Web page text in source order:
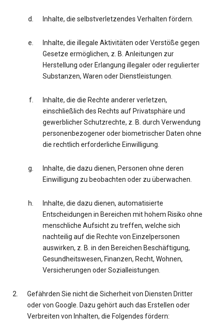
Inhalte, die selbstverletzendes Verhalten fördern.
Inhalte, die illegale Aktivitäten oder Verstöße gegen
Gesetze ermöglichen, z. B. Anleitungen zur
Herstellung oder Erlangung illegaler oder regulierter
Substanzen, Waren oder Dienstleistungen.
Inhalte, die die Rechte anderer verletzen,
einschließlich des Rechts auf Privatsphäre und
gewerblicher Schutzrechte, z. B. durch Verwendung
personenbezogener oder biometrischer Daten ohne
die rechtlich erforderliche Einwilligung.
Inhalte, die dazu dienen, Personen ohne deren
Einwilligung zu beobachten oder zu überwachen.
Inhalte, die dazu dienen, automatisierte
Entscheidungen in Bereichen mit hohem Risiko ohne
menschliche Aufsicht zu treffen, welche sich
nachteilig auf die Rechte von Einzelpersonen
auswirken, z. B. in den Bereichen Beschäftigung,
Gesundheitswesen, Finanzen, Recht, Wohnen,
Versicherungen oder Sozialleistungen.
Gefährden Sie nicht die Sicherheit von Diensten Dritter
oder von Google. Dazu gehört auch das Erstellen oder
Verbreiten von Inhalten, die Folgendes fördern: